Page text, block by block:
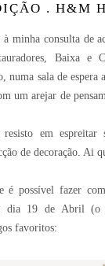
. H&M
minha consulta de
Baixa e
numa sala de
um arejar de
em
de decoração. Ai
é possível fazer
dia 19 de Abril (o
favoritos: